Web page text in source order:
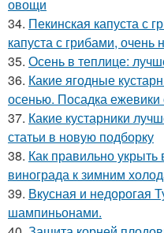
овощи
34. Пекинская капуста с
капуста с грибами, очень
35. Осень в теплице:
36. Какие ягодные
осенью. Посадка
37. Какие кустарники
статьи в новую подборку
38. Как правильно укрыть
винограда к зимним
39. Вкусная и недорогая
шампиньонами.